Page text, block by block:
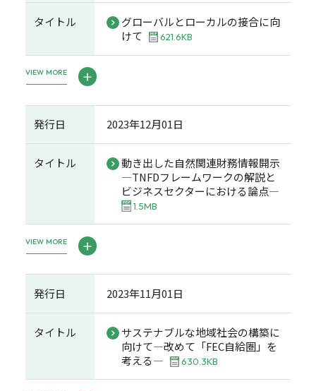
タイトル
グローバルとローカルの接合に向
けて
621.6KB
VIEW MORE
発行日 2023年12月01日
タイトル
動き出した自然関連財務情報開示
―TNFDフレームワークの解説と
ビジネスセクターにおける論点―
1.5MB
VIEW MORE
発行日 2023年11月01日
タイトル
サステナブルな地域社会の構築に
向けて―改めて「FEC自給圏」を
考える―
630.3KB